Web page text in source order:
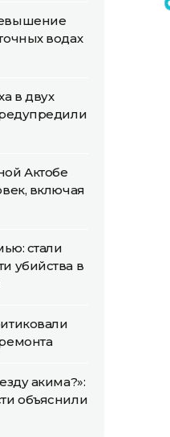
водах
в двух
Актобе
включая
стали
убийства в
акима?»:
объяснили